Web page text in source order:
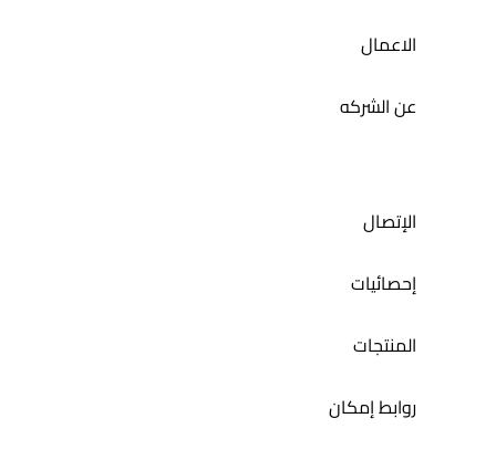
الاعمال
عن الشركه
الإتصال
إحصائيات
المنتجات
روابط إمكان